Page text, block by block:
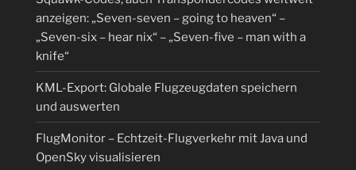
anzeigen: „Seven-seven – going to heaven“ –
„Seven-six – hear nix“ – „Seven-five – man with a
knife“
KML-Export: Globale Flugzeugdaten speichern
und auswerten
FlugMonitor – Echtzeit-Flugverkehr mit Java und
OpenSky visualisieren